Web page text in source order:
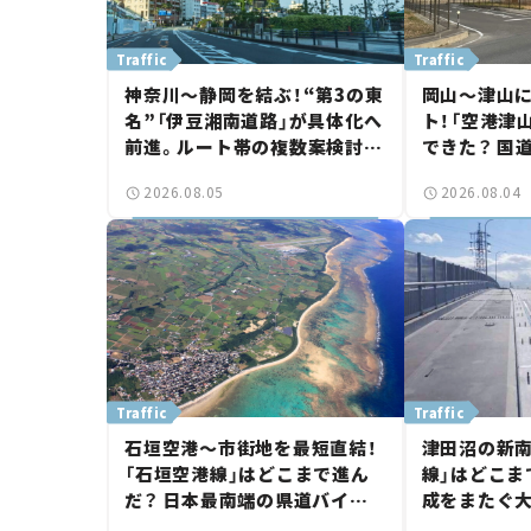
Traffic
神奈川～静岡を結ぶ！“第3の東
名”「伊豆湘南道路」が具体化へ
前進。ルート帯の複数案検討
【いま気になる道路計画】
2026.08.05
Traffic
岡山～津山
ト！「空港
できた？ 国
【いま気に
2026.08.04
Traffic
石垣空港～市街地を最短直結！
「石垣空港線」はどこまで進ん
だ？ 日本最南端の県道バイパ
Traffic
津田沼の新
線」はどこ
成をまたぐ